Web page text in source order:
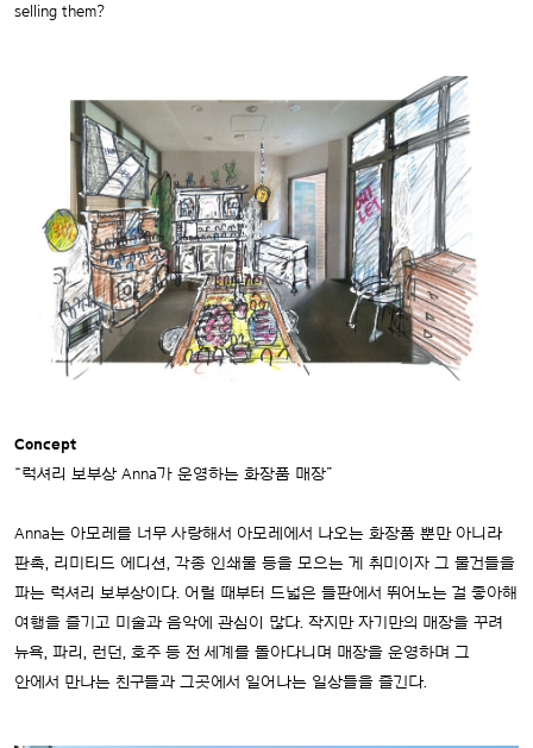
selling them?
Concept
“럭셔리 보부상 Anna가 운영하는 화장품 매장”
Anna는 아모레를 너무 사랑해서 아모레에서 나오는 화장품 뿐만 아니라
판촉, 리미티드 에디션, 각종 인쇄물 등을 모으는 게 취미이자 그 물건들을
파는 럭셔리 보부상이다. 어릴 때부터 드넓은 들판에서 뛰어노는 걸 좋아해
여행을 즐기고 미술과 음악에 관심이 많다. 작지만 자기만의 매장을 꾸려
뉴욕, 파리, 런던, 호주 등 전 세계를 돌아다니며 매장을 운영하며 그
안에서 만나는 친구들과 그곳에서 일어나는 일상들을 즐긴다.